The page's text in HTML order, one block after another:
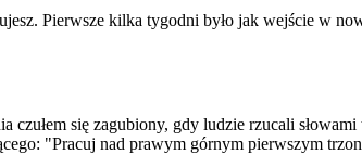
Pierwsze kilka tygodni było jak wejście w
czułem się zagubiony, gdy ludzie rzucali
"Pracuj nad prawym górnym pierwszym